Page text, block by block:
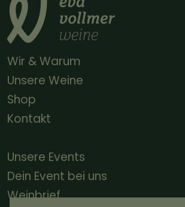
Wir & Warum
Unsere Weine
Shop
Kontakt
Unsere Events
Dein Event bei uns
Weinbrief